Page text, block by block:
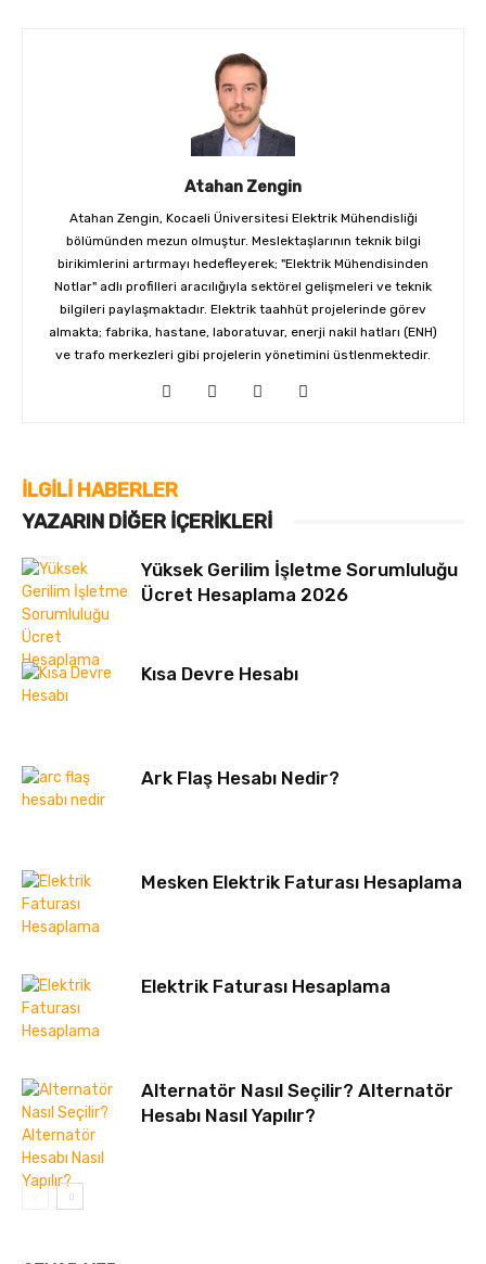
Atahan Zengin
Atahan Zengin, Kocaeli Üniversitesi Elektrik Mühendisliği
bölümünden mezun olmuştur. Meslektaşlarının teknik bilgi
birikimlerini artırmayı hedefleyerek; "Elektrik Mühendisinden
Notlar" adlı profilleri aracılığıyla sektörel gelişmeleri ve teknik
bilgileri paylaşmaktadır. Elektrik taahhüt projelerinde görev
almakta; fabrika, hastane, laboratuvar, enerji nakil hatları (ENH)
ve trafo merkezleri gibi projelerin yönetimini üstlenmektedir.
İLGILI HABERLER
YAZARIN DIĞER İÇERIKLERI
Yüksek Gerilim İşletme Sorumluluğu
Ücret Hesaplama 2026
Kısa Devre Hesabı
Ark Flaş Hesabı Nedir?
Mesken Elektrik Faturası Hesaplama
Elektrik Faturası Hesaplama
Alternatör Nasıl Seçilir? Alternatör
Hesabı Nasıl Yapılır?